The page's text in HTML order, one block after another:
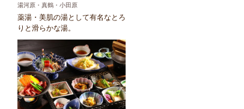
湯河原・真鶴・小田原
薬湯・美肌の湯として有名なとろ
りと滑らかな湯。